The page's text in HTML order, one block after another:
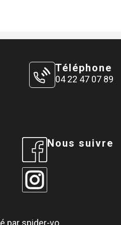
Téléphone
04 22 47 07 89
Nous suivre
par spider-vo